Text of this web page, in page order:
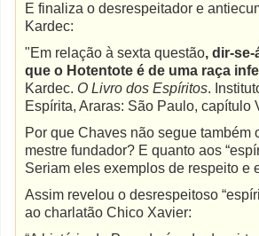
E finaliza o desrespeitador e
Kardec:
"Em relação à sexta questão, dir-se-
que o Hotentote é de uma raça
Kardec. O Livro dos Espíritos.
Espírita, Araras: São Paulo, capítulo
Por que Chaves não segue também
mestre fundador? E quanto aos
Seriam eles exemplos de respeito e
Assim revelou o desrespeitoso
ao charlatão Chico Xavier: